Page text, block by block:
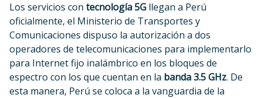
Los servicios con tecnología 5G llegan a Perú
oficialmente, el Ministerio de Transportes y
Comunicaciones dispuso la autorización a dos
operadores de telecomunicaciones para implementarlo
para Internet fijo inalámbrico en los bloques de
espectro con los que cuentan en la banda 3.5 GHz. De
esta manera, Perú se coloca a la vanguardia de la